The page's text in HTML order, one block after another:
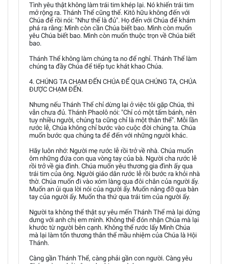
Tình yêu thật không làm trái tim khép lại. Nó khiến trái tim
mở rộng ra. Thánh Thể cũng thế. Kitô hữu không đến với
Chúa để rồi nói: "Như thế là đủ". Họ đến với Chúa để khám
phá ra rằng: Mình còn cần Chúa biết bao. Mình còn muốn
yêu Chúa biết bao. Mình còn muốn thuộc trọn về Chúa biết
bao.
Thánh Thể không làm chúng ta no để nghỉ. Thánh Thể làm
chúng ta đầy Chúa để tiếp tục khát khao Chúa.
4. CHÚNG TA CHẠM ĐẾN CHÚA ĐỂ QUA CHÚNG TA, CHÚA
ĐƯỢC CHẠM ĐẾN.
Nhưng nếu Thánh Thể chỉ dừng lại ở việc tôi gặp Chúa, thì
vẫn chưa đủ. Thánh Phaolô nói: "Chỉ có một tấm bánh, nên
tuy nhiều người, chúng ta cũng chỉ là một thân thể". Mỗi lần
rước lễ, Chúa không chỉ bước vào cuộc đời chúng ta. Chúa
muốn bước qua chúng ta để đến với những người khác.
Hãy luôn nhớ: Người mẹ rước lễ rồi trở về nhà. Chúa muốn
ôm những đứa con qua vòng tay của bà. Người cha rước lễ
rồi trở về gia đình. Chúa muốn yêu thương gia đình ấy qua
trái tim của ông. Người giáo dân rước lễ rồi bước ra khỏi nhà
thờ. Chúa muốn đi vào xóm làng qua đôi chân của người ấy.
Muốn an ủi qua lời nói của người ấy. Muốn nâng đỡ qua bàn
tay của người ấy. Muốn tha thứ qua trái tim của người ấy.
Người ta không thể thật sự yêu mến Thánh Thể mà lại dửng
dưng với anh chị em mình. Không thể đón nhận Chúa mà lại
khước từ người bên cạnh. Không thể rước lấy Mình Chúa
mà lại làm tổn thương thân thể mầu nhiệm của Chúa là Hội
Thánh.
Càng gần Thánh Thể, càng phải gần con người. Càng yêu